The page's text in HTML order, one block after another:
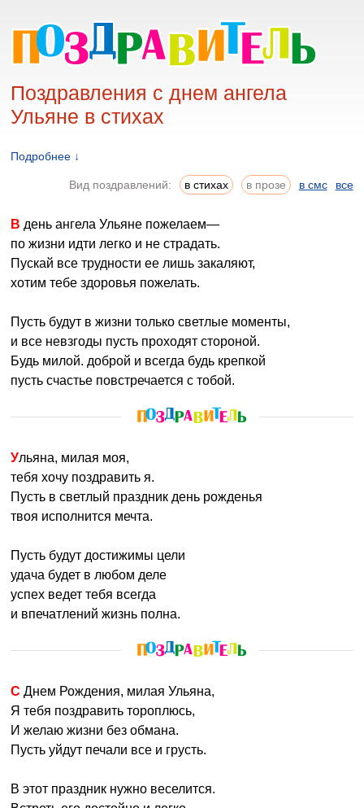
Поздравления с днем ангела
Ульяне в стихах
Подробнее ↓
Вид поздравлений: в стихах в прозе в смс все
В день ангела Ульяне пожелаем—
по жизни идти легко и не страдать.
Пускай все трудности ее лишь закаляют,
хотим тебе здоровья пожелать.
Пусть будут в жизни только светлые моменты,
и все невзгоды пусть проходят стороной.
Будь милой. доброй и всегда будь крепкой
пусть счастье повстречается с тобой.
Ульяна, милая моя,
тебя хочу поздравить я.
Пусть в светлый праздник день рожденья
твоя исполнится мечта.
Пусть будут достижимы цели
удача будет в любом деле
успех ведет тебя всегда
и впечатлений жизнь полна.
С Днем Рождения, милая Ульяна,
Я тебя поздравить тороплюсь,
И желаю жизни без обмана.
Пусть уйдут печали все и грусть.
В этот праздник нужно веселится.